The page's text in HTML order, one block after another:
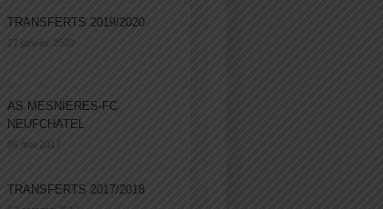
TRANSFERTS 2019/2020
27 janvier 2020
AS MESNIERES-FC
NEUFCHATEL
05 mai 2017
TRANSFERTS 2017/2018